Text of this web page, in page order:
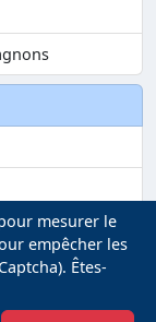
mesurer le
empêcher les
Êtes-